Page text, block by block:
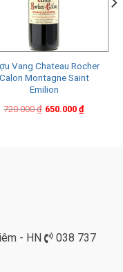
Vang Chateau Rocher
Calon Montagne Saint
Emilion
720.000₫
Original
650.000 ₫
Current
- HN
038 737